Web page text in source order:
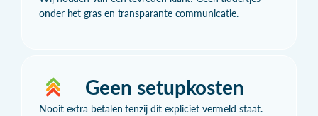
onder het gras en transparante communicatie.
Geen setupkosten
Nooit extra betalen tenzij dit expliciet vermeld staat.